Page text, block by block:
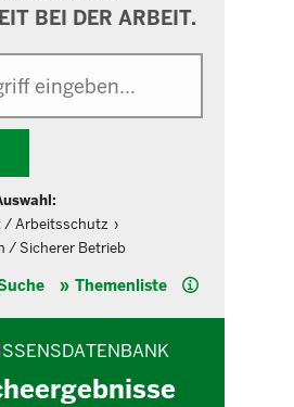
BEI DER ARBEIT.
/ Arbeitsschutz
/ Sicherer Betrieb
Themenliste Hilfe